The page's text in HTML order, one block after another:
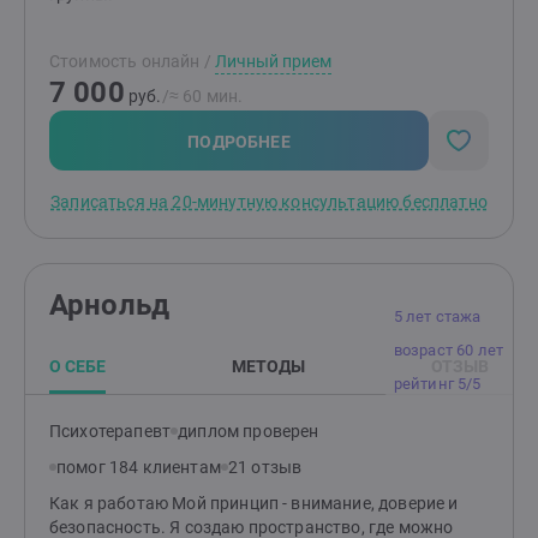
укрепить связи внутри семьи. В условиях
современного мира его работа становится
неоценимой, ведь здоровые, поддерживающие
отношения в семье — это основа благополучия и
счастья каждого человека Работа быть родными...
Стоимость онлайн / Личный прием
7 000 руб. /≈ 60 мин.
ПОДРОБНЕЕ
Записаться на 20-минутную консультацию бесплатно
5 лет стажа
возраст 60 лет
рейтинг 5/5
Арнольд
О СЕБЕ МЕТОДЫ
Психотерапевт диплом проверен
помог 184 клиентам 21 отзыв
Как я работаю Мой принцип - внимание, доверие и
безопасность. Я создаю пространство, где можно